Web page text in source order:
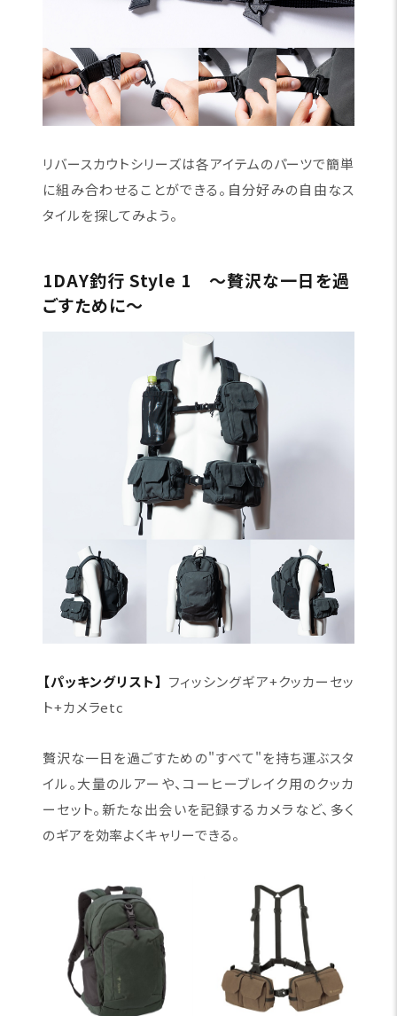
リバースカウトシリーズは各アイテムのパーツで簡単
に組み合わせることができる。自分好みの自由なス
タイルを探してみよう。
1DAY釣行 Style 1 〜贅沢な一日を過
ごすために〜
【パッキングリスト】 フィッシングギア+クッカーセッ
ト+カメラetc
贅沢な一日を過ごすための"すべて"を持ち運ぶスタ
イル。大量のルアーや、コーヒーブレイク用のクッカ
ーセット。新たな出会いを記録するカメラなど、多く
のギアを効率よくキャリーできる。